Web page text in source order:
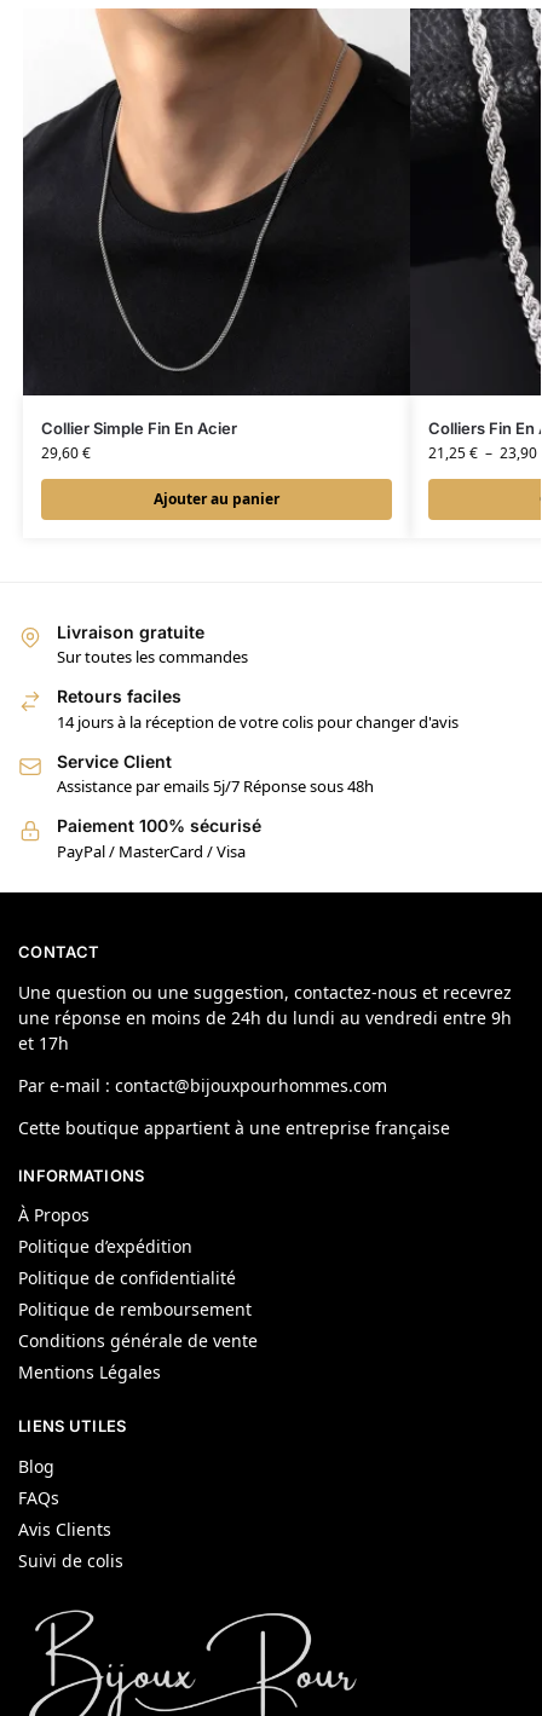
Collier Simple Fin En Acier
29,60€
Ajouter au panier
Colliers Fin En
21,25€ – 23,90
Livraison gratuite
Sur toutes les commandes
Retours faciles
14 jours à la réception de votre colis pour changer d'avis
Service Client
Assistance par emails 5j/7 Réponse sous 48h
Paiement 100% sécurisé
PayPal / MasterCard / Visa
CONTACT
Une question ou une suggestion, contactez-nous et recevrez
une réponse en moins de 24h du lundi au vendredi entre 9h
et 17h
Par e-mail : contact@bijouxpourhommes.com
Cette boutique appartient à une entreprise française
INFORMATIONS
À Propos
Politique d’expédition
Politique de confidentialité
Politique de remboursement
Conditions générale de vente
Mentions Légales
LIENS UTILES
Blog
FAQs
Avis Clients
Suivi de colis